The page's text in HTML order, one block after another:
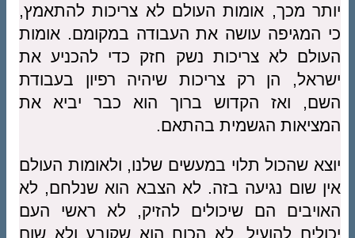
יותר מכך, אומות העולם לא צריכות להתאמץ,
כי המגיפה עושה את העבודה במקומם. אומות
העולם לא צריכות נשק חזק כדי להכניע את
ישראל, הן רק צריכות שיהיה רפיון בעבודת
השם, ואז הקדוש ברוך הוא כבר יביא את
המציאות הגשמית בהתאם.
יוצא שהכול תלוי במעשים שלנו, ולאומות העולם
אין שום נגיעה בזה. לא הצבא הוא שנלחם, לא
האויבים הם שיכולים להזיק, לא ראשי העם
יכולים להועיל, לא הכוח הוא שקובע ולא שום